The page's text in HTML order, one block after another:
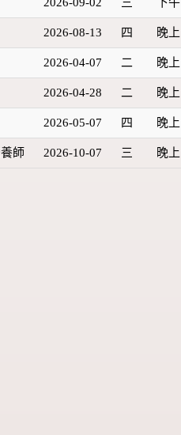
2026-08-13 四 晚上
2026-04-07 二 晚上
2026-04-28 二 晚上
2026-05-07 四 晚上
師 2026-10-07 三 晚上